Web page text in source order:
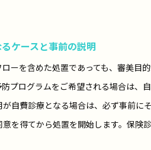
ケースと事前の説明
ーを含めた処置であっても、審美目
プログラムをご希望される場合は、
が自費診療となる場合は、必ず事前に
意を得てから処置を開始します。保険